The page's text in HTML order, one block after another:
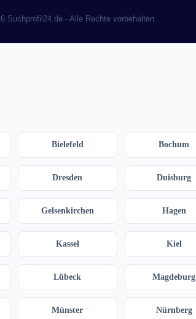
Suchprofil24.de - Alle Rechte vorbehalten.
Bielefeld Bochum
Dresden Duisburg
Gelsenkirchen Hagen
Kassel Kiel
Lübeck Magdeburg
Münster Nürnberg